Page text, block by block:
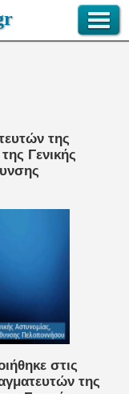
της
Γενικής
στις
της